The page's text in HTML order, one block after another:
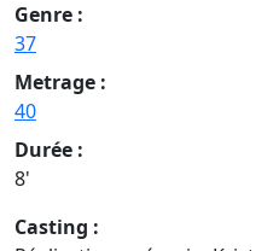
Genre :
37
Metrage :
40
Durée :
8'
Casting :